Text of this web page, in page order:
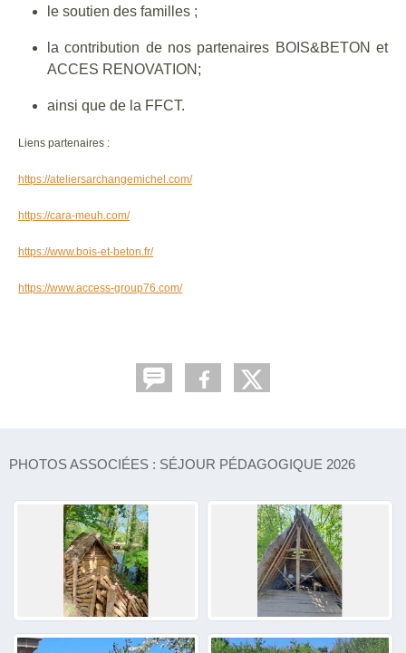
le soutien des familles ;
la contribution de nos partenaires BOIS&BETON et
ACCES RENOVATION ;
ainsi que de la FFCT.
Liens partenaires :
https://ateliersarchangemichel.com/
https://cara-meuh.com/
https://www.bois-et-beton.fr/
https://www.access-group76.com/
PHOTOS ASSOCIÉES : SÉJOUR PÉDAGOGIQUE 2026